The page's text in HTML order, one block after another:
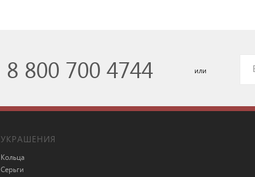
8 800 700 4744 или
УКРАШЕНИЯ
Кольца
Серьги